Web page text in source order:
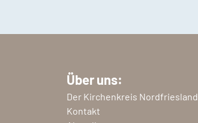
Über uns:
Der Kirchenkreis Nordfriesland
Kontakt